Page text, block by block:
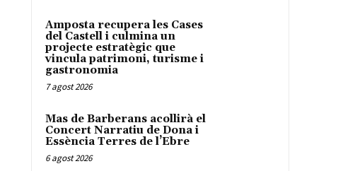
Amposta recupera les Cases
del Castell i culmina un
projecte estratègic que
vincula patrimoni, turisme i
gastronomia
7 agost 2026
Mas de Barberans acollirà el
Concert Narratiu de Dona i
Essència Terres de l’Ebre
6 agost 2026